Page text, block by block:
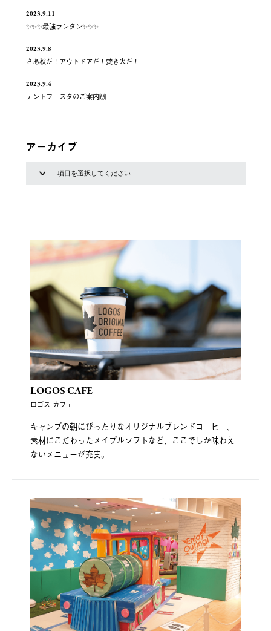
2023.9.11
✨✨✨最強ランタン✨✨✨
2023.9.8
さあ秋だ！アウトドアだ！焚き火だ！
2023.9.4
テントフェスタのご案内🙌
アーカイブ
LOGOS CAFE
ロゴス カフェ
キャンプの朝にぴったりなオリジナルブレンドコーヒー、
素材にこだわったメイプルソフトなど、ここでしか味わえ
ないメニューが充実。